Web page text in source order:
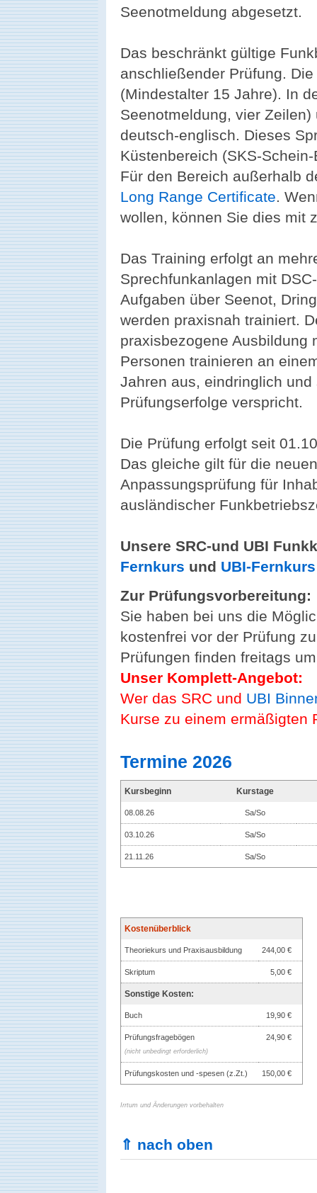
Seenotmeldung abgesetzt.
Das beschränkt gültige
anschließender Prüfung.
(Mindestalter 15 Jahre). In
Seenotmeldung, vier
deutsch-englisch. Dieses
Küstenbereich (SKS-
Für den Bereich außerhalb
Long Range Certificate.
wollen, können Sie dies mit
Das Training erfolgt an
Sprechfunkanlagen mit
Aufgaben über Seenot,
werden praxisnah trainiert.
praxisbezogene Ausbildung
Personen trainieren an
Jahren aus, eindringlich
Prüfungserfolge verspricht.
Die Prüfung erfolgt seit
Das gleiche gilt für die
Anpassungsprüfung für
ausländischer
Unsere SRC-und UBI
Fernkurs und UBI-Fernkurs
Zur Prüfungsvorbereitung:
Sie haben bei uns die
kostenfrei vor der Prüfung
Prüfungen finden freitags
Unser Komplett-Angebot:
Wer das SRC und UBI
Kurse zu einem ermäßigten
Termine 2026
Kursbeginn Kurstage
08.08.26 Sa/So
03.10.26 Sa/So
21.11.26 Sa/So
Kostenüberblick
Theoriekurs und Praxisausbildung 244,00 €
Skriptum 5,00 €
Sonstige Kosten:
Buch 19,90 €
Prüfungsfragebögen
(nicht unbedingt erforderlich)
24,90 €
Prüfungskosten und -spesen (z.Zt.) 150,00 €
Irrtum und Änderungen vorbehalten
⇑ nach oben